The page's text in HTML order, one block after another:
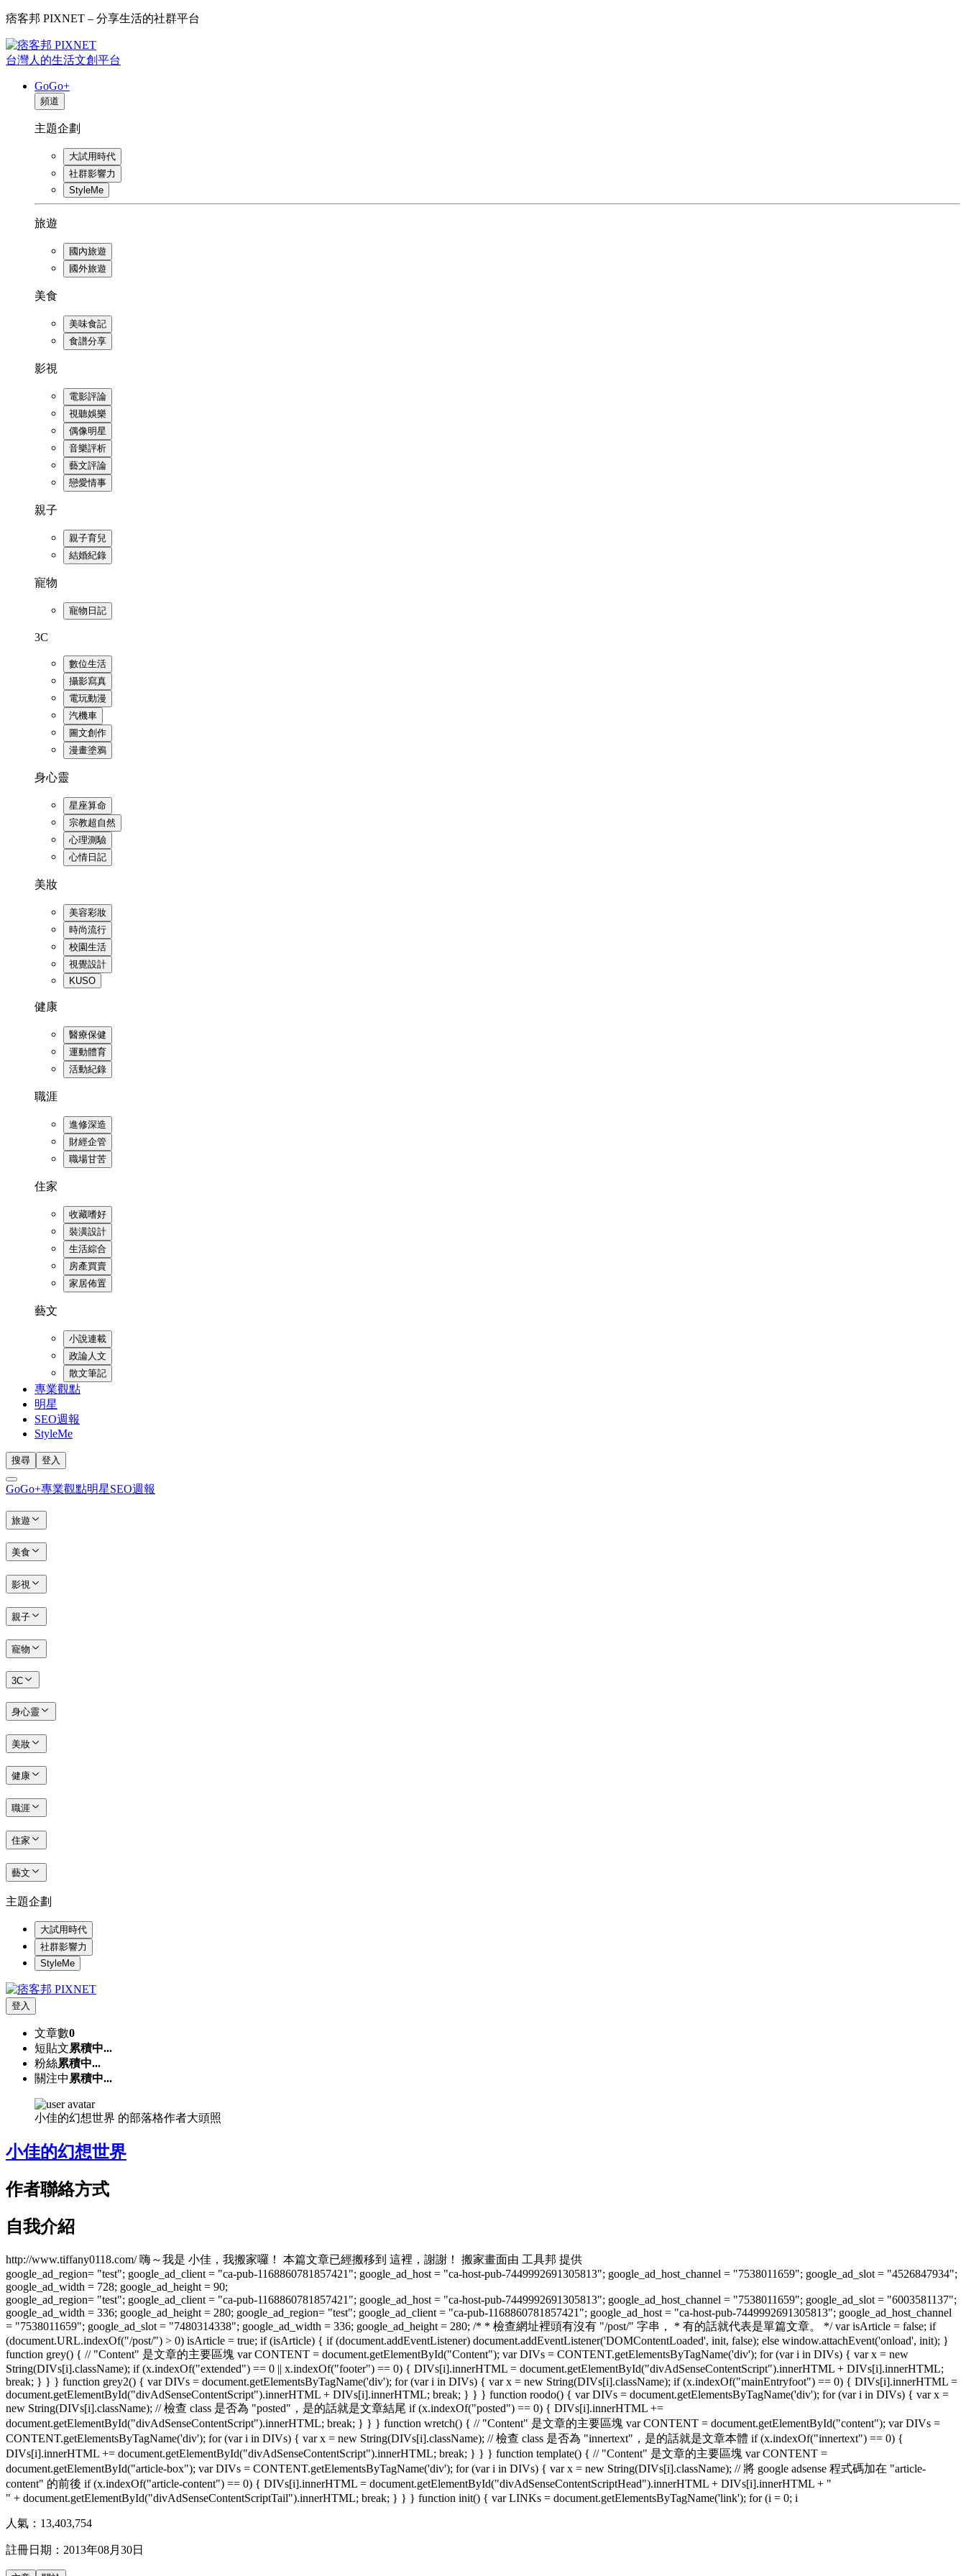
痞客邦 PIXNET – 分享生活的社群平台
台灣人的生活文創平台
GoGo+
頻道
主題企劃
大試用時代
社群影響力
StyleMe
旅遊
國內旅遊
國外旅遊
美食
美味食記
食譜分享
影視
電影評論
視聽娛樂
偶像明星
音樂評析
藝文評論
戀愛情事
親子
親子育兒
結婚紀錄
寵物
寵物日記
3C
數位生活
攝影寫真
電玩動漫
汽機車
圖文創作
漫畫塗鴉
身心靈
星座算命
宗教超自然
心理測驗
心情日記
美妝
美容彩妝
時尚流行
校園生活
視覺設計
KUSO
健康
醫療保健
運動體育
活動紀錄
職涯
進修深造
財經企管
職場甘苦
住家
收藏嗜好
裝潢設計
生活綜合
房產買賣
家居佈置
藝文
小說連載
政論人文
散文筆記
專業觀點
明星
SEO週報
StyleMe
搜尋 登入
GoGo+專業觀點明星SEO週報
旅遊
美食
影視
親子
寵物
3C
身心靈
美妝
健康
職涯
住家
藝文
主題企劃
大試用時代
社群影響力
StyleMe
登入
文章數0
短貼文累積中...
粉絲累積中...
關注中 累積中...
小佳的幻想世界 的部落格作者大頭照
小佳的幻想世界
作者聯絡方式
自我介紹
http://www.tiffany0118.com/ 嗨～我是 小佳，我搬家囉！ 本篇文章已經搬移到 這裡，謝謝！ 搬家畫面由 工具邦 提供
google_ad_region= "test"; google_ad_client = "ca-pub-1168860781857421"; google_ad_host = "ca-host-pub-7449992691305813"; google_ad_host_channel = "7538011659"; google_ad_slot = "4526847934";
google_ad_width = 728; google_ad_height = 90;
google_ad_region= "test"; google_ad_client = "ca-pub-1168860781857421"; google_ad_host = "ca-host-pub-7449992691305813"; google_ad_host_channel = "7538011659"; google_ad_slot = "6003581137";
google_ad_width = 336; google_ad_height = 280; google_ad_region= "test"; google_ad_client = "ca-pub-1168860781857421"; google_ad_host = "ca-host-pub-7449992691305813"; google_ad_host_channel
= "7538011659"; google_ad_slot = "7480314338"; google_ad_width = 336; google_ad_height = 280; /* * 檢查網址裡頭有沒有 "/post/" 字串， * 有的話就代表是單篇文章。 */ var isArticle = false; if
(document.URL.indexOf("/post/") > 0) isArticle = true; if (isArticle) { if (document.addEventListener) document.addEventListener('DOMContentLoaded', init, false); else window.attachEvent('onload', init); }
function grey() { // "Content" 是文章的主要區塊 var CONTENT = document.getElementById("Content"); var DIVs = CONTENT.getElementsByTagName('div'); for (var i in DIVs) { var x = new
String(DIVs[i].className); if (x.indexOf("extended") == 0 || x.indexOf("footer") == 0) { DIVs[i].innerHTML = document.getElementById("divAdSenseContentScript").innerHTML + DIVs[i].innerHTML;
break; } } } function grey2() { var DIVs = document.getElementsByTagName('div'); for (var i in DIVs) { var x = new String(DIVs[i].className); if (x.indexOf("mainEntryfoot") == 0) { DIVs[i].innerHTML =
document.getElementById("divAdSenseContentScript").innerHTML + DIVs[i].innerHTML; break; } } } function roodo() { var DIVs = document.getElementsByTagName('div'); for (var i in DIVs) { var x =
new String(DIVs[i].className); // 檢查 class 是否為 "posted"，是的話就是文章結尾 if (x.indexOf("posted") == 0) { DIVs[i].innerHTML +=
document.getElementById("divAdSenseContentScript").innerHTML; break; } } } function wretch() { // "Content" 是文章的主要區塊 var CONTENT = document.getElementById("content"); var DIVs =
CONTENT.getElementsByTagName('div'); for (var i in DIVs) { var x = new String(DIVs[i].className); // 檢查 class 是否為 "innertext"，是的話就是文章本體 if (x.indexOf("innertext") == 0) {
DIVs[i].innerHTML += document.getElementById("divAdSenseContentScript").innerHTML; break; } } } function template() { // "Content" 是文章的主要區塊 var CONTENT =
document.getElementById("article-box"); var DIVs = CONTENT.getElementsByTagName('div'); for (var i in DIVs) { var x = new String(DIVs[i].className); // 將 google adsense 程式碼加在 "article-
content" 的前後 if (x.indexOf("article-content") == 0) { DIVs[i].innerHTML = document.getElementById("divAdSenseContentScriptHead").innerHTML + DIVs[i].innerHTML + "
" + document.getElementById("divAdSenseContentScriptTail").innerHTML; break; } } } function init() { var LINKs = document.getElementsByTagName('link'); for (i = 0; i
人氣： 13,403,754
註冊日期： 2013年08月30日